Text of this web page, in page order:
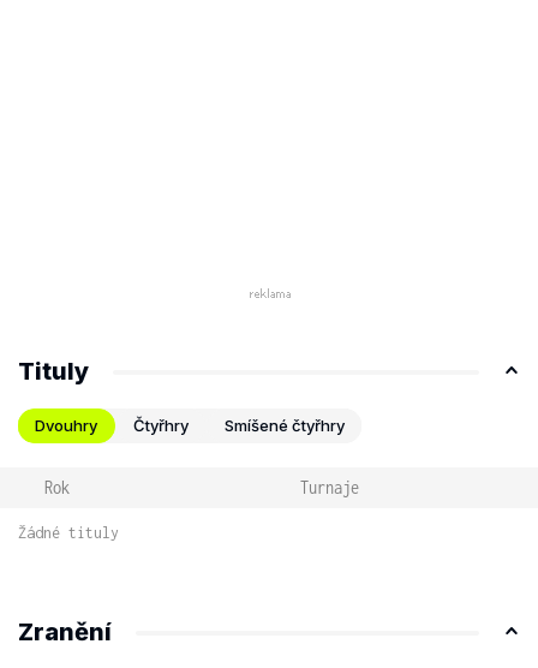
Tituly
Dvouhry Čtyřhry Smíšené čtyřhry
Rok Turnaje
Žádné tituly
Zranění